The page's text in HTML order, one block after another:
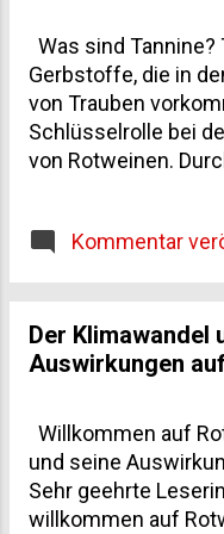
Lese,
auch
der Trauben
hängt primär von
Bei der
die Tannine aus
Trauben,
Ausbau im
Eichenholz selbst
ist. Edelstahltanks
Was sind
Gerbstoffe, die in
von Trauben
Schlüsselrolle bei
von Rotweinen.
Tannine
schätzen gut
und Balance
Rotweine.
Kommentar
Der Klimawandel
Auswirkungen
Willkommen auf
und seine
Sehr geehrte
willkommen auf